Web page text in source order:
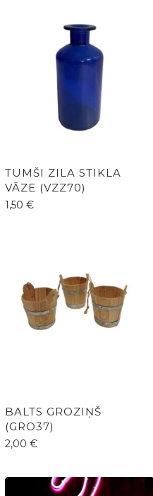
TUMŠI ZILA STIKLA
VĀZE (VZZ70)
1,50€
BALTS GROZIŅŠ
(GRO37)
2,00€